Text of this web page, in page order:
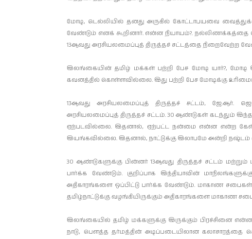
மோடி, டெல்லியில் தனது அருகில் கோட்டாபயவை
வேண்டும் எனக் கூறினார். என்ன நியாயம்?. நல்லிணக்கத்தை
13ஆவது அரசியலமைப்புத் திருத்தச் சட்டத்தை நிறைவேற்ற
இலங்கையின் தமிழ் மக்கள் பற்றி பேச மோடி யார்?,
கவனத்தில் கொள்ளவில்லை. இது பற்றி பேச மோடிக்கு
13ஆவது அரசியலமைப்புத் திருத்தச் சட்டம், ஜே.ஆர்.
அரசியலமைப்புத் திருத்தச் சட்டம். 30 ஆண்டுகள் கடந்தும்
ஏற்படவில்லை. இதனால், ஏற்பட்ட நன்மை என்ன என்ற
இயங்கவில்லை. இதனால், நாட்டுக்கு இலாபமே அன்றி
30 ஆண்டுகளுக்கு பின்னர் 13ஆவது திருத்தச் சட்டம்
பார்க்க வேண்டும். குறிப்பாக இந்தியாவின்
அதிகாரங்களை ஒப்பிட்டு பார்க்க வேண்டும். மாகாண சபைகள்
தமிழ்நாட்டுக்கு வழங்கியிருக்கும் அதிகாரங்களை மாகாண
இலங்கையில் தமிழ் மக்களுக்கு இருக்கும் பிரச்சினை
நாடு, பௌத்த தர்மத்தின் அடிப்படையிலான